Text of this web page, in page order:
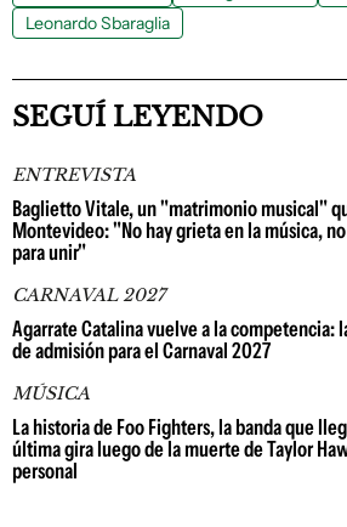
Leonardo Sbaraglia
SEGUÍ LEYENDO
ENTREVISTA
Baglietto Vitale, un "matrimonio musical"
Montevideo: "No hay grieta en la música,
para unir"
CARNAVAL 2027
Agarrate Catalina vuelve a la competencia:
de admisión para el Carnaval 2027
MÚSICA
La historia de Foo Fighters, la banda que
última gira luego de la muerte de Taylor
personal